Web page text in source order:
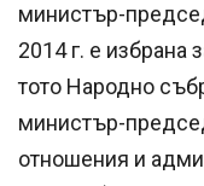
министър-
2014 г. е избрана
тото Народно
министър-
отношения и